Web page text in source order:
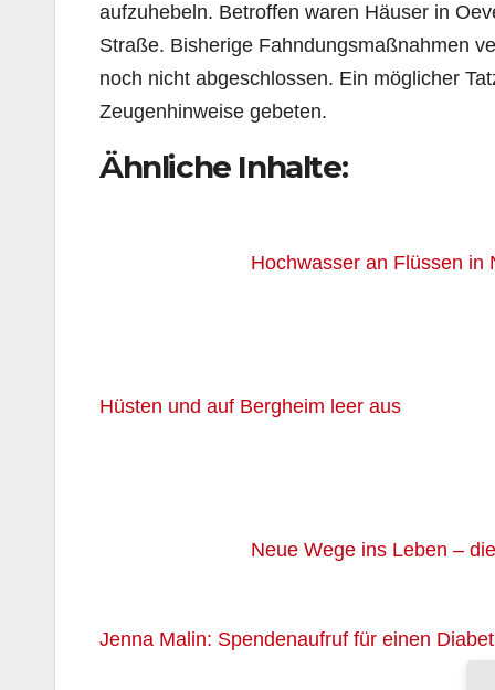
aufzuhebeln. Betroffen waren Häuser in
Straße. Bisherige Fahndungsmaßnahmen
noch nicht abgeschlossen. Ein möglicher
Zeugenhinweise gebeten.
Ähnliche Inhalte:
Hochwasser an Flüssen in
Hüsten und auf Bergheim leer aus
Neue Wege ins Leben –
Jenna Malin: Spendenaufruf für einen